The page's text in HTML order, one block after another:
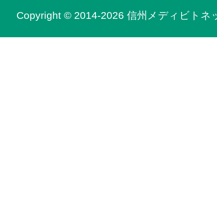
Copyright © 2014-2026 信州メディビトネ